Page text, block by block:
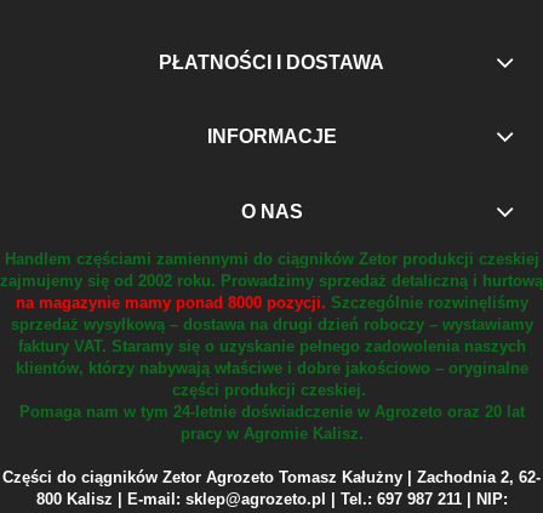
PŁATNOŚCI I DOSTAWA
INFORMACJE
O NAS
Handlem częściami zamiennymi do ciągników Zetor produkcji czeskiej
zajmujemy się od 2002 roku. Prowadzimy sprzedaż detaliczną i hurtową
na magazynie mamy ponad 8000 pozycji. Szczególnie rozwinęliśmy
sprzedaż wysyłkową – dostawa na drugi dzień roboczy – wystawiamy
faktury VAT. Staramy się o uzyskanie pełnego zadowolenia naszych
klientów, którzy nabywają właściwe i dobre jakościowo – oryginalne
części produkcji czeskiej.
Pomaga nam w tym 24-letnie doświadczenie w Agrozeto oraz 20 lat
pracy w Agromie Kalisz.
Części do ciągników Zetor Agrozeto Tomasz Kałużny | Zachodnia 2, 62-
800 Kalisz | E-mail: sklep@agrozeto.pl | Tel.: 697 987 211 | NIP: